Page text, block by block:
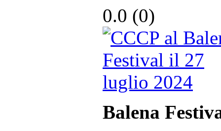
0.0 (0)
Balena